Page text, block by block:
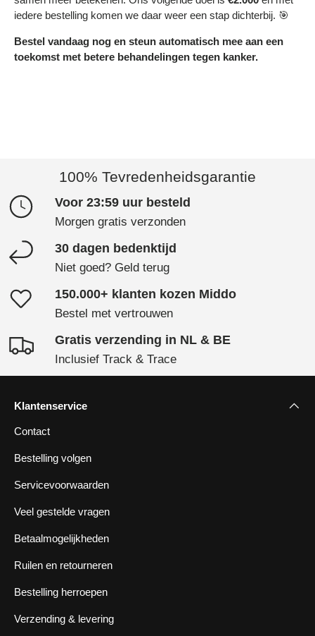
iedere bestelling komen we daar weer een stap dichterbij. 🎯
Bestel vandaag nog en steun automatisch mee aan een
toekomst met betere behandelingen tegen kanker.
100% Tevredenheidsgarantie
Voor 23:59 uur besteld
Morgen gratis verzonden
30 dagen bedenktijd
Niet goed? Geld terug
150.000+ klanten kozen Middo
Bestel met vertrouwen
Gratis verzending in NL & BE
Inclusief Track & Trace
Klantenservice
Contact
Bestelling volgen
Servicevoorwaarden
Veel gestelde vragen
Betaalmogelijkheden
Ruilen en retourneren
Bestelling herroepen
Verzending & levering